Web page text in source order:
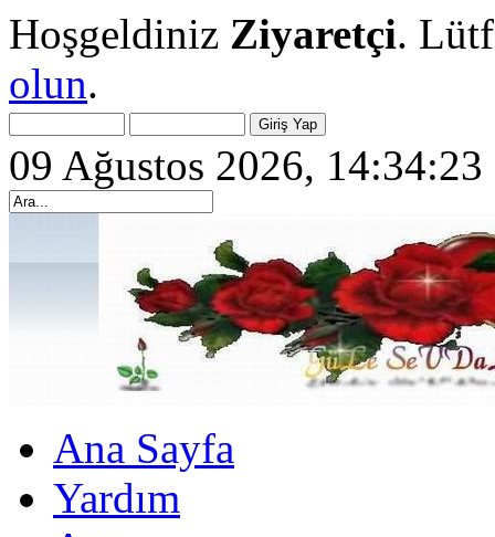
Hoşgeldiniz Ziyaretçi.
olun.
09 Ağustos 2026, 14:34:23
Ana Sayfa
Yardım